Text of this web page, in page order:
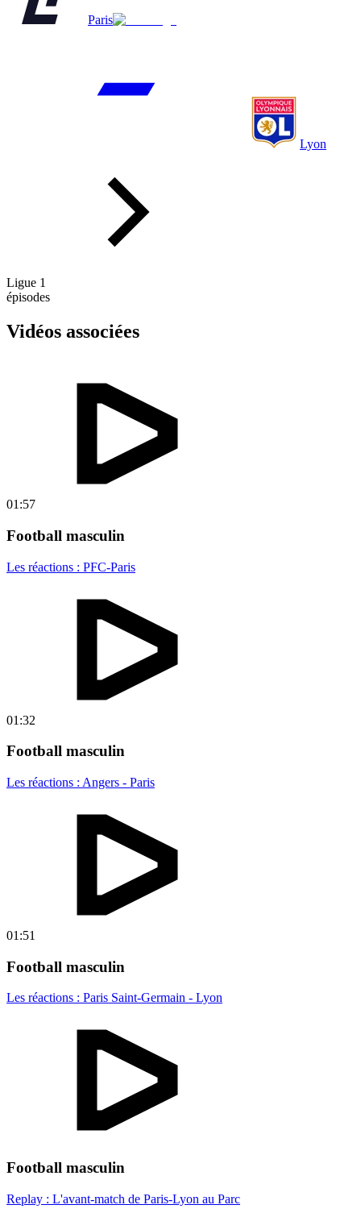
Paris
Lyon
Ligue 1
épisodes
Vidéos associées
01:57
Football masculin
Les réactions : PFC-Paris
01:32
Football masculin
Les réactions : Angers - Paris
01:51
Football masculin
Les réactions : Paris Saint-Germain - Lyon
Football masculin
Replay : L'avant-match de Paris-Lyon au Parc